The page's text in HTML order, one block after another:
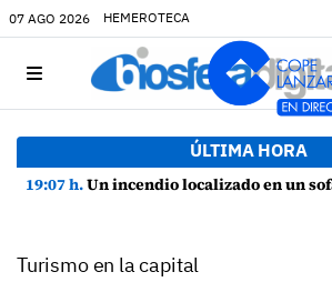
07 AGO 2026 HEMEROTECA
ÚLTIMA HORA
19:07 h.Un incendio localizado en un sofá obliga a intervenir en
Turismo en la capital